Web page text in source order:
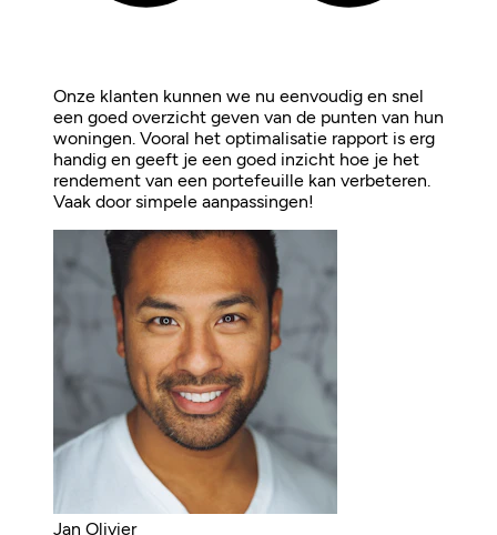
Onze klanten kunnen we nu eenvoudig en snel
een goed overzicht geven van de punten van hun
woningen. Vooral het optimalisatie rapport is erg
handig en geeft je een goed inzicht hoe je het
rendement van een portefeuille kan verbeteren.
Vaak door simpele aanpassingen!
Jan Olivier